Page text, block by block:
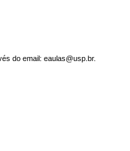
do email: eaulas@usp.br.